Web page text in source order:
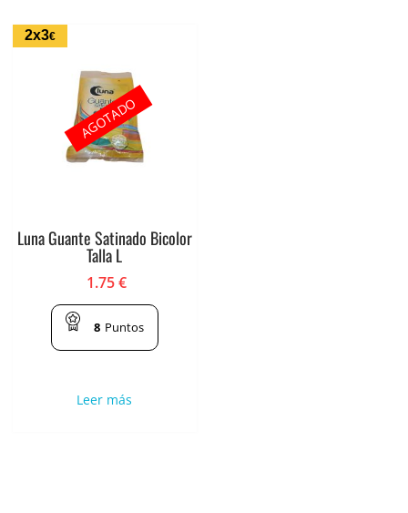
2x3€
Luna Guante Satinado Bicolor
Talla L
1.75€
8 Puntos
Leer más
AGOTADO